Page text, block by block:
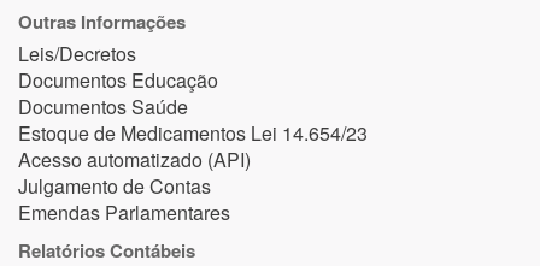
Outras Informações
Leis/Decretos
Documentos Educação
Documentos Saúde
Estoque de Medicamentos Lei 14.654/23
Acesso automatizado (API)
Julgamento de Contas
Emendas Parlamentares
Relatórios Contábeis